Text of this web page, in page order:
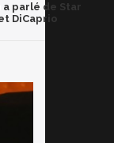
a parlé de Star
DiCaprio